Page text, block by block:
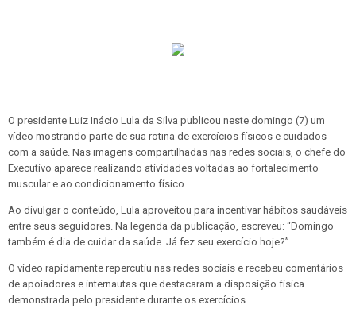
O presidente Luiz Inácio Lula da Silva publicou neste domingo (7) um
vídeo mostrando parte de sua rotina de exercícios físicos e cuidados
com a saúde. Nas imagens compartilhadas nas redes sociais, o chefe do
Executivo aparece realizando atividades voltadas ao fortalecimento
muscular e ao condicionamento físico.
Ao divulgar o conteúdo, Lula aproveitou para incentivar hábitos saudáveis
entre seus seguidores. Na legenda da publicação, escreveu: “Domingo
também é dia de cuidar da saúde. Já fez seu exercício hoje?”.
O vídeo rapidamente repercutiu nas redes sociais e recebeu comentários
de apoiadores e internautas que destacaram a disposição física
demonstrada pelo presidente durante os exercícios.